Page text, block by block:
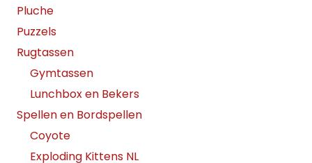
Pluche
Puzzels
Rugtassen
Gymtassen
Lunchbox en Bekers
Spellen en Bordspellen
Coyote
Exploding Kittens NL